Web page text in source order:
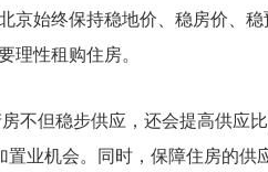
京始终保持稳地价、稳房价、
理性租购住房。
不但稳步供应，还会提高供应
置业机会。同时，保障住房的供